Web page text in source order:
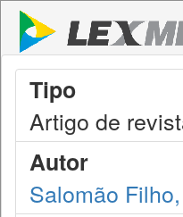
Tipo
Artigo de
Autor
Salomão